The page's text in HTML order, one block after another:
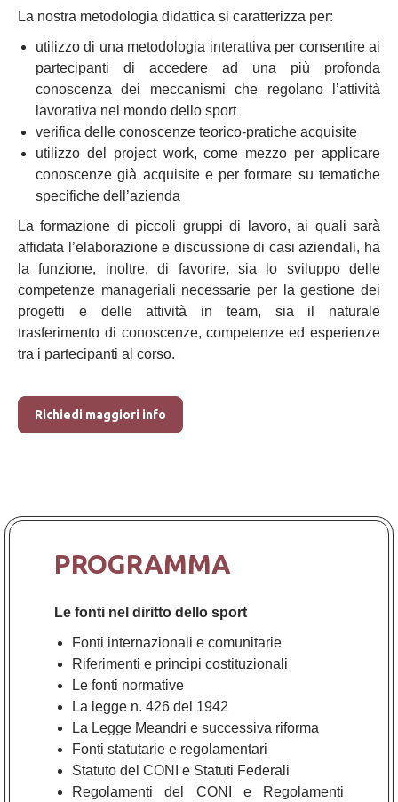
La nostra metodologia didattica si caratterizza per:
utilizzo di una metodologia interattiva per consentire ai
partecipanti di accedere ad una più profonda
conoscenza dei meccanismi che regolano l’attività
lavorativa nel mondo dello sport
verifica delle conoscenze teorico-pratiche acquisite
utilizzo del project work, come mezzo per applicare
conoscenze già acquisite e per formare su tematiche
specifiche dell’azienda
La formazione di piccoli gruppi di lavoro, ai quali sarà
affidata l’elaborazione e discussione di casi aziendali, ha
la funzione, inoltre, di favorire, sia lo sviluppo delle
competenze manageriali necessarie per la gestione dei
progetti e delle attività in team, sia il naturale
trasferimento di conoscenze, competenze ed esperienze
tra i partecipanti al corso.
Richiedi maggiori info
PROGRAMMA
Le fonti nel diritto dello sport
Fonti internazionali e comunitarie
Riferimenti e principi costituzionali
Le fonti normative
La legge n. 426 del 1942
La Legge Meandri e successiva riforma
Fonti statutarie e regolamentari
Statuto del CONI e Statuti Federali
Regolamenti del CONI e Regolamenti